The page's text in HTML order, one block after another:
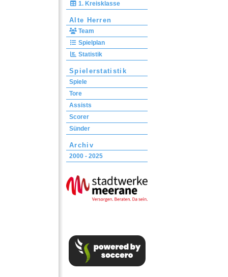
1. Kreisklasse
Alte Herren
Team
Spielplan
Statistik
Spielerstatistik
Spiele
Tore
Assists
Scorer
Sünder
Archiv
2000 - 2025